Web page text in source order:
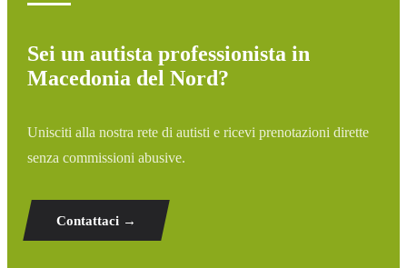
Sei un autista professionista in
Macedonia del Nord?
Unisciti alla nostra rete di autisti e ricevi prenotazioni dirette
senza commissioni abusive.
Contattaci →